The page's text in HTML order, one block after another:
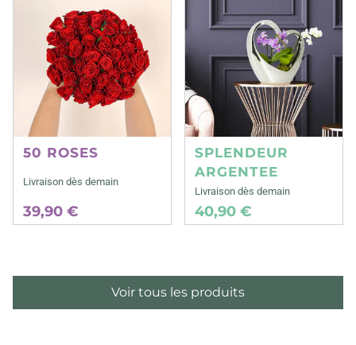
50 ROSES
Livraison dès demain
39,90 €
SPLENDEUR
ARGENTEE
Livraison dès demain
40,90 €
Voir tous les produits